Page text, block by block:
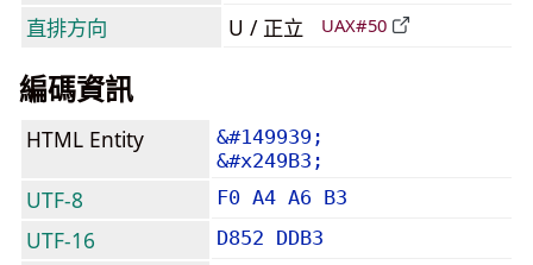
直排方向 U / 正立 UAX#50
編碼資訊
HTML Entity
&#149939;
&#x249B3;
UTF-8 F0 A4 A6 B3
UTF-16 D852 DDB3